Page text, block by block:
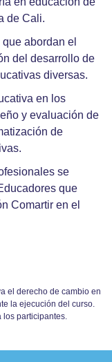
de Cali.
abordan el
del desarrollo de
diversas.
en los
y evaluación de
de
se
que
Comartir en el
el derecho de cambio en
la ejecución del curso.
los participantes.